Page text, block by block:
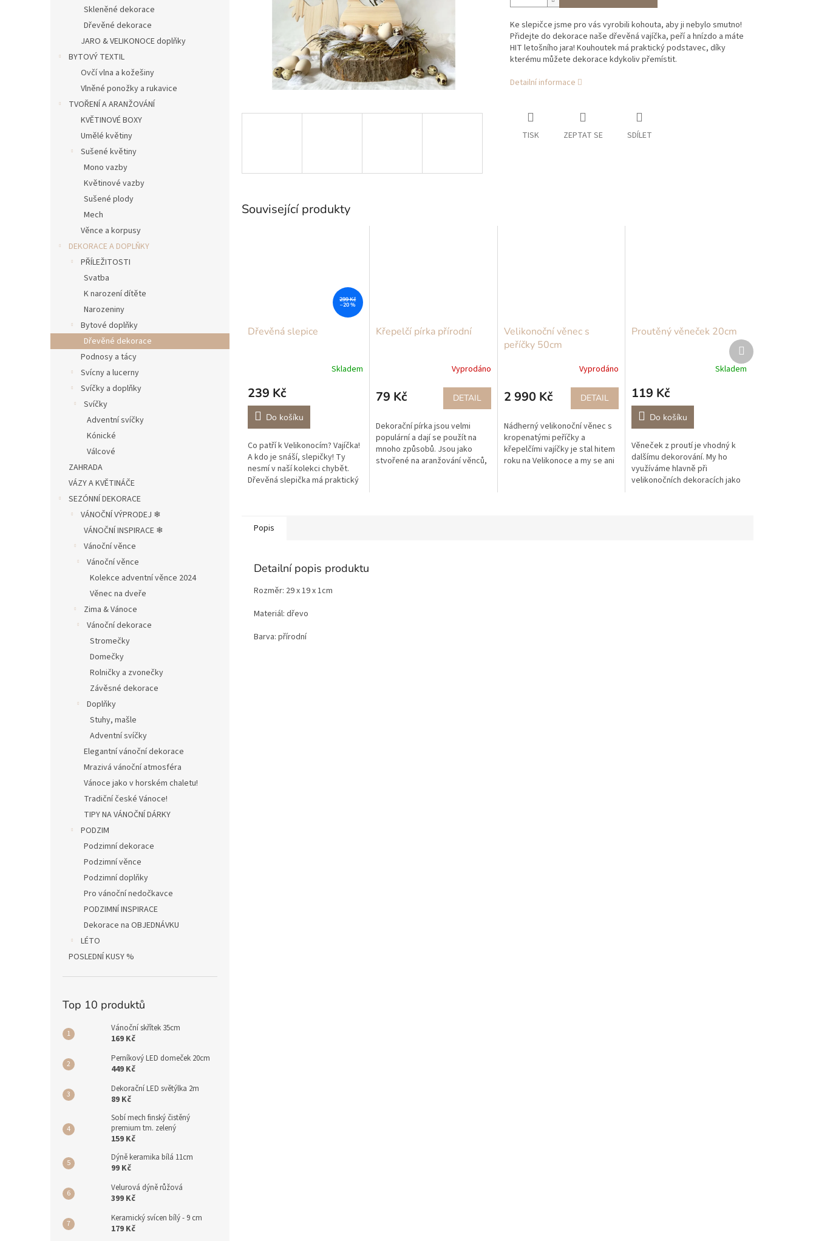
Skleněné dekorace
Dřevěné dekorace
JARO & VELIKONOCE doplňky
BYTOVÝ TEXTIL
Ovčí vlna a kožešiny
Vlněné ponožky a rukavice
TVOŘENÍ A ARANŽOVÁNÍ
KVĚTINOVÉ BOXY
Umělé květiny
Sušené květiny
Mono vazby
Květinové vazby
Sušené plody
Mech
Věnce a korpusy
DEKORACE A DOPLŇKY
PŘÍLEŽITOSTI
Svatba
K narození dítěte
Narozeniny
Bytové doplňky
Dřevěné dekorace
Podnosy a tácy
Svícny a lucerny
Svíčky a doplňky
Svíčky
Adventní svíčky
Kónické
Válcové
ZAHRADA
VÁZY A KVĚTINÁČE
SEZÓNNÍ DEKORACE
VÁNOČNÍ VÝPRODEJ ❄︎︎
VÁNOČNÍ INSPIRACE ❄︎︎
Vánoční věnce
Vánoční věnce
Kolekce adventní věnce 2024
Věnec na dveře
Zima & Vánoce
Vánoční dekorace
Stromečky
Domečky
Rolničky a zvonečky
Závěsné dekorace
Doplňky
Stuhy, mašle
Adventní svíčky
Elegantní vánoční dekorace
Mrazivá vánoční atmosféra
Vánoce jako v horském chaletu!
Tradiční české Vánoce!
TIPY NA VÁNOČNÍ DÁRKY
PODZIM
Podzimní dekorace
Podzimní věnce
Podzimní doplňky
Pro vánoční nedočkavce
PODZIMNÍ INSPIRACE
Dekorace na OBJEDNÁVKU
LÉTO
POSLEDNÍ KUSY %
Top 10 produktů
Vánoční skřítek 35cm
169 Kč
Perníkový LED domeček 20cm
449 Kč
Dekorační LED světýlka 2m
89 Kč
Sobí mech finský čistěný
premium tm. zelený
159 Kč
Dýně keramika bílá 11cm
99 Kč
Velurová dýně růžová
399 Kč
Keramický svícen bílý - 9 cm
179 Kč
Ke slepičce jsme pro vás vyrobili kohouta, aby ji nebylo smutno!
Přidejte do dekorace naše dřevěná vajíčka, peří a hnízdo a máte
HIT letošního jara! Kouhoutek má praktický podstavec, díky
kterému můžete dekorace kdykoliv přemístit.
Detailní informace
TISK ZEPTAT SE SDÍLET
Související produkty
299 Kč
–20 %
Dřevěná slepice
Skladem
239 Kč
Do košíku
Co patří k Velikonocím? Vajíčka!
A kdo je snáší, slepičky! Ty
nesmí v naší kolekci chybět.
Dřevěná slepička má praktický
Křepelčí pírka přírodní
Vyprodáno
79 Kč DETAIL
Dekorační pírka jsou velmi
populární a dají se použít na
mnoho způsobů. Jsou jako
stvořené na aranžování věnců,
Velikonoční věnec s
peříčky 50cm
Vyprodáno
2 990 Kč DETAIL
Nádherný velikonoční věnec s
kropenatými peříčky a
křepelčími vajíčky je stal hitem
roku na Velikonoce a my se ani
Proutěný věneček 20cm
Skladem
119 Kč
Do košíku
Věneček z proutí je vhodný k
dalšímu dekorování. My ho
využíváme hlavně při
velikonočních dekoracích jako
Další
produkt
Popis
Detailní popis produktu
Rozměr: 29 x 19 x 1cm
Materiál: dřevo
Barva: přírodní